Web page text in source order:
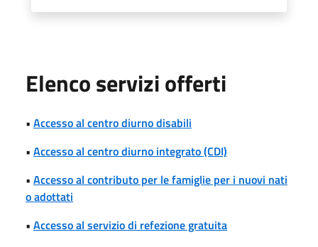
Elenco servizi offerti
• Accesso al centro diurno disabili
• Accesso al centro diurno integrato (CDI)
• Accesso al contributo per le famiglie per i nuovi nati
o adottati
• Accesso al servizio di refezione gratuita